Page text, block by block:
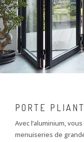
PORTE
Avec l’aluminium,
menuiseries de